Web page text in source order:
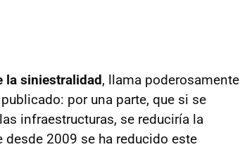
la siniestralidad, llama poderosamente
por una parte, que si se
infraestructuras, se reduciría la
desde 2009 se ha reducido este